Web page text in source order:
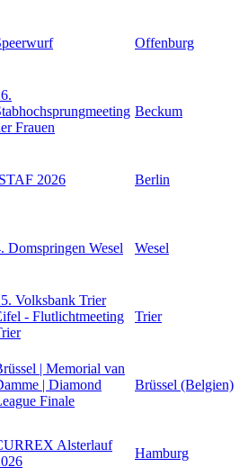
Offenburg
Frauen
Beckum
2026 Berlin
Domspringen Wesel Wesel
Volksbank Trier
- Flutlichtmeeting
Trier
| Memorial van
| Diamond
Finale
Brüssel (Belgien)
Alsterlauf
Hamburg